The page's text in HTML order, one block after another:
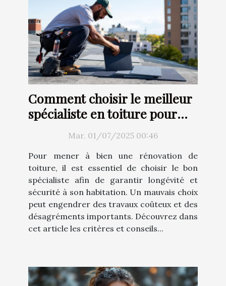
Comment choisir le meilleur
spécialiste en toiture pour
votre rénovation ?
Mar. 01/07/2025 00:46
Pour mener à bien une rénovation de
toiture, il est essentiel de choisir le bon
spécialiste afin de garantir longévité et
sécurité à son habitation. Un mauvais choix
peut engendrer des travaux coûteux et des
désagréments importants. Découvrez dans
cet article les critères et conseils...